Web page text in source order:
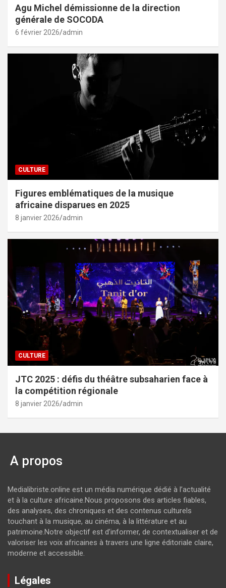
Agu Michel démissionne de la direction
générale de SOCODA
6 février 2026 admin
CULTURE
Figures emblématiques de la musique
africaine disparues en 2025
8 janvier 2026 admin
CULTURE
JTC 2025 : défis du théâtre subsaharien face à
la compétition régionale
8 janvier 2026 admin
A propos
Medialibriste.online est un média numérique dédié à l’actualité
et à la culture africaine.Nous proposons des articles fiables,
des analyses, des chroniques et des contenus culturels
touchant à la musique, au cinéma, à la littérature et au
patrimoine.Notre objectif est d’informer, de contextualiser et de
valoriser les voix africaines à travers une ligne éditoriale claire,
moderne et accessible.
Légales